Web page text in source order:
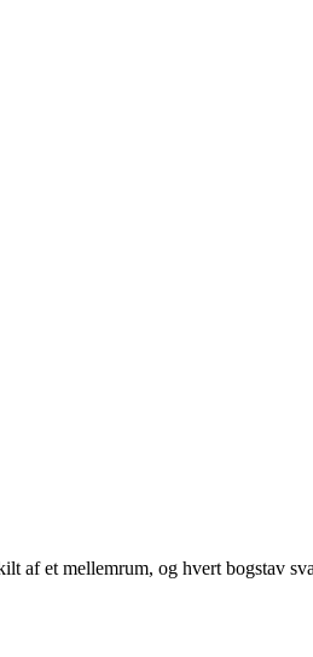
af et mellemrum, og hvert bogstav